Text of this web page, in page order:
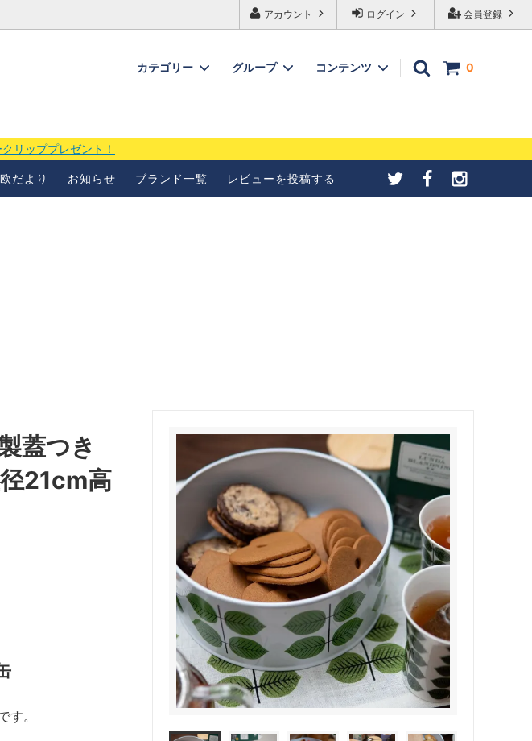
会員登録
ログイン
アカウント
0
カテゴリー グループ コンテンツ
リッププレゼント！
だより お知らせ ブランド一覧 レビューを投稿する
蓋つき
21cm高
。